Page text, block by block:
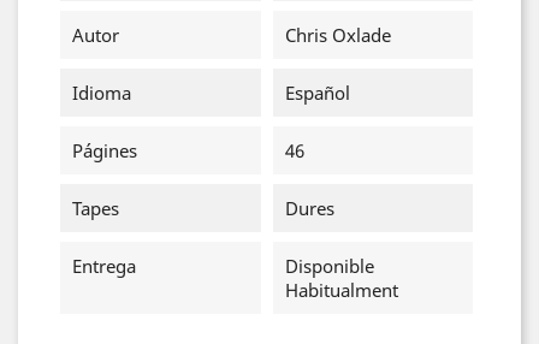
Autor Chris Oxlade
Idioma Español
Págines 46
Tapes Dures
Entrega
Disponible
Habitualment